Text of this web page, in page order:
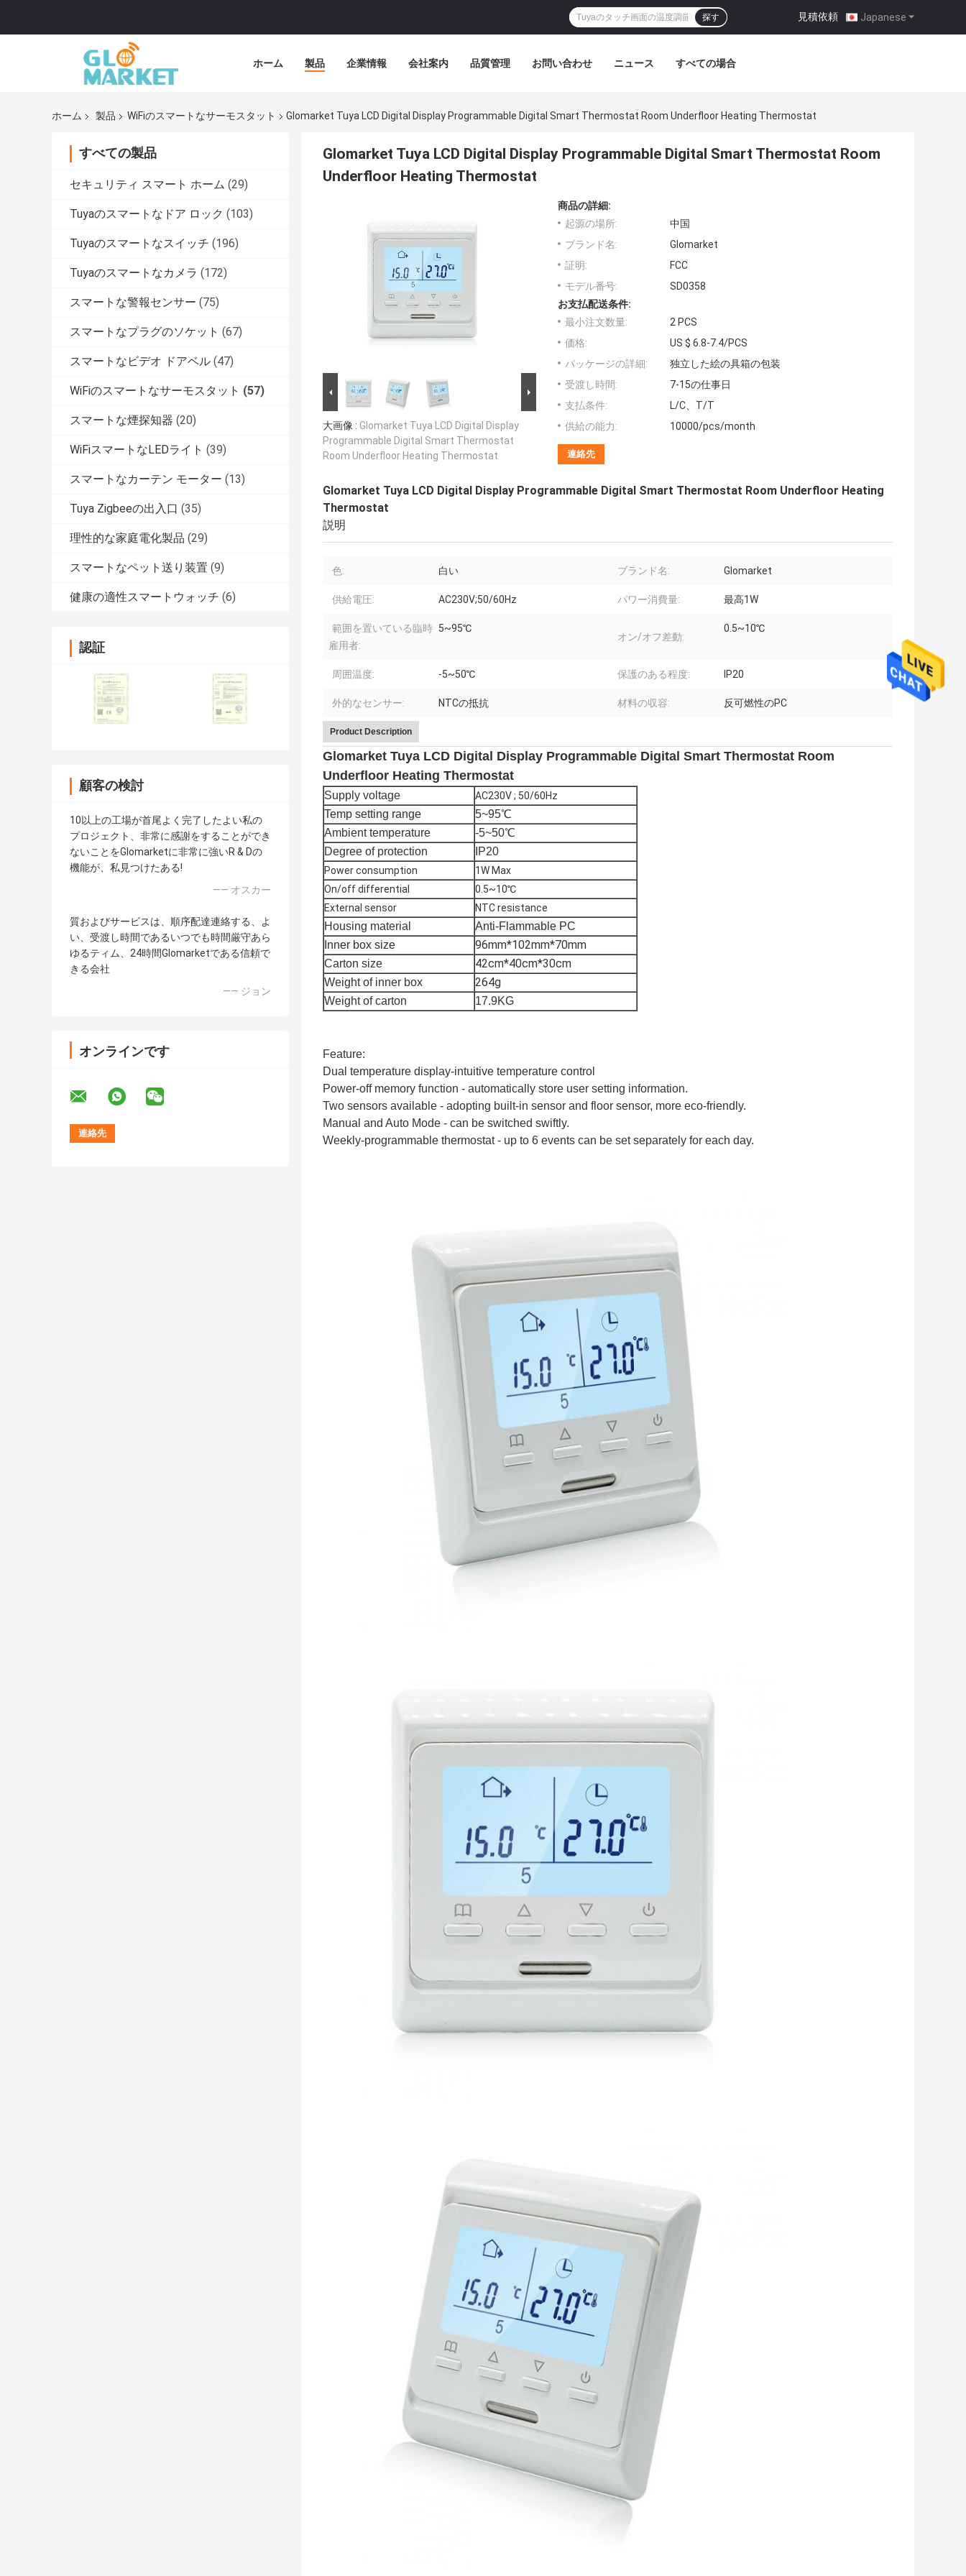
Japanese
見積依頼 |
探す
ホーム 製品 企業情報 会社案内 品質管理 お問い合わせ ニュース すべての場合
ホーム 製品 WiFiのスマートなサーモスタット Glomarket Tuya LCD Digital Display Programmable Digital Smart Thermostat Room Underfloor Heating Thermostat
すべての製品
セキュリティ スマート ホーム (29)
Tuyaのスマートなドア ロック (103)
Tuyaのスマートなスイッチ (196)
Tuyaのスマートなカメラ (172)
スマートな警報センサー (75)
スマートなプラグのソケット (67)
スマートなビデオ ドアベル (47)
WiFiのスマートなサーモスタット (57)
スマートな煙探知器 (20)
WiFiスマートなLEDライト (39)
スマートなカーテン モーター (13)
Tuya Zigbeeの出入口 (35)
理性的な家庭電化製品 (29)
スマートなペット送り装置 (9)
健康の適性スマートウォッチ (6)
認証
顧客の検討
10以上の工場が首尾よく完了したよい私の
プロジェクト、非常に感謝をすることができ
ないことをGlomarketに非常に強いR & Dの
機能が、私見つけたある!
—— オスカー
質およびサービスは、順序配達連絡する、よ
い、受渡し時間であるいつでも時間厳守あら
ゆるティム、24時間Glomarketである信頼で
きる会社
—— ジョン
オンラインです
Glomarket Tuya LCD Digital Display Programmable Digital Smart Thermostat Room
Underfloor Heating Thermostat
大画像 : Glomarket Tuya LCD Digital Display
Programmable Digital Smart Thermostat
Room Underfloor Heating Thermostat
商品の詳細:
起源の場所:
中国
ブランド名:
Glomarket
証明:
FCC
モデル番号:
SD0358
お支払配送条件:
最小注文数量:
2 PCS
価格:
US $ 6.8-7.4/PCS
パッケージの詳細:
独立した絵の具箱の包装
受渡し時間:
7-15の仕事日
支払条件:
L/C、T/T
供給の能力:
10000/pcs/month
連絡先
Glomarket Tuya LCD Digital Display Programmable Digital Smart Thermostat Room Underfloor Heating
Thermostat
説明
色: 白い ブランド名: Glomarket
供給電圧: AC230V;50/60Hz パワー消費量: 最高1W
範囲を置いている臨時
雇用者:
5~95℃
オン/オフ差動:
0.5~10℃
周囲温度: -5~50℃ 保護のある程度: IP20
外的なセンサー: NTCの抵抗 材料の収容: 反可燃性のPC
Product Description
Glomarket Tuya LCD Digital Display Programmable Digital Smart Thermostat Room
Underfloor Heating Thermostat
Supply voltage AC230V ; 50/60Hz
Temp setting range
5~95℃
Ambient temperature
-5~50℃
Degree of protection
IP20
Power consumption
1W Max
On/off differential
0.5~10℃
External sensor
NTC resistance
Housing material
Anti-Flammable PC
Inner box size
96mm*102mm*70mm
Carton size 42cm*40cm*30cm
Weight of inner box 264g
Weight of carton 17.9KG
Feature:
Dual temperature display-intuitive temperature control
Power-off memory function - automatically store user setting information.
Two sensors available - adopting built-in sensor and floor sensor, more eco-friendly.
Manual and Auto Mode - can be switched swiftly.
Weekly-programmable thermostat - up to 6 events can be set separately for each day.